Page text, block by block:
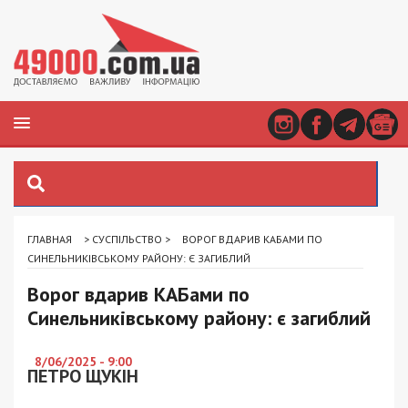
ГЛАВНАЯ > СУСПІЛЬСТВО >
ВОРОГ ВДАРИВ КАБАМИ ПО
СИНЕЛЬНИКІВСЬКОМУ РАЙОНУ: Є ЗАГИБЛИЙ
Ворог вдарив КАБами по
Синельниківському району: є загиблий
8/06/2025 - 9:00
ПЕТРО ЩУКІН